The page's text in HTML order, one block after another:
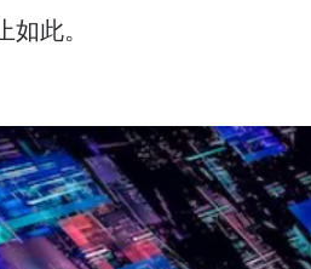
如此。